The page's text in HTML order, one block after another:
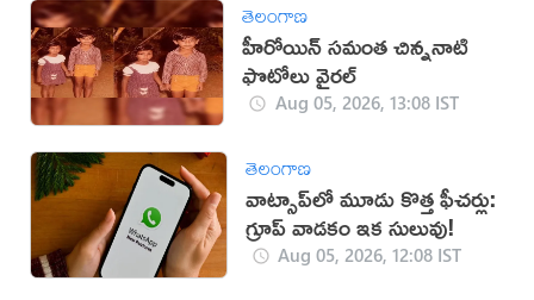
తెలంగాణ
హీరోయిన్ సమంత చిన్ననాటి
ఫొటోలు వైరల్
Aug 05, 2026, 13:08 IST
తెలంగాణ
వాట్సాప్‌లో మూడు కొత్త ఫీచర్లు:
గ్రూప్ వాడకం ఇక సులువు!
Aug 05, 2026, 12:08 IST